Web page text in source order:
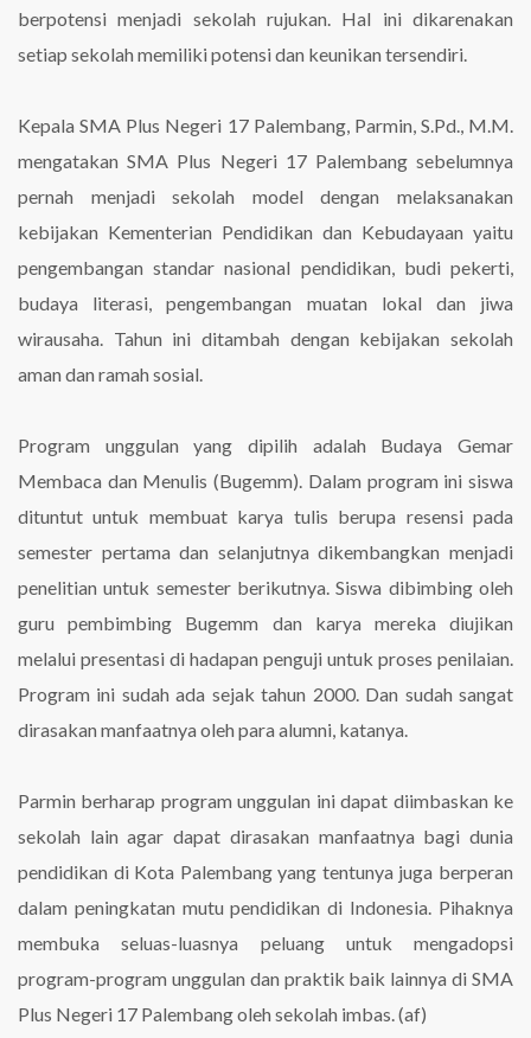
berpotensi menjadi sekolah rujukan. Hal ini dikarenakan
setiap sekolah memiliki potensi dan keunikan tersendiri.
Kepala SMA Plus Negeri 17 Palembang, Parmin, S.Pd., M.M.
mengatakan SMA Plus Negeri 17 Palembang sebelumnya
pernah menjadi sekolah model dengan melaksanakan
kebijakan Kementerian Pendidikan dan Kebudayaan yaitu
pengembangan standar nasional pendidikan, budi pekerti,
budaya literasi, pengembangan muatan lokal dan jiwa
wirausaha. Tahun ini ditambah dengan kebijakan sekolah
aman dan ramah sosial.
Program unggulan yang dipilih adalah Budaya Gemar
Membaca dan Menulis (Bugemm). Dalam program ini siswa
dituntut untuk membuat karya tulis berupa resensi pada
semester pertama dan selanjutnya dikembangkan menjadi
penelitian untuk semester berikutnya. Siswa dibimbing oleh
guru pembimbing Bugemm dan karya mereka diujikan
melalui presentasi di hadapan penguji untuk proses penilaian.
Program ini sudah ada sejak tahun 2000. Dan sudah sangat
dirasakan manfaatnya oleh para alumni, katanya.
Parmin berharap program unggulan ini dapat diimbaskan ke
sekolah lain agar dapat dirasakan manfaatnya bagi dunia
pendidikan di Kota Palembang yang tentunya juga berperan
dalam peningkatan mutu pendidikan di Indonesia. Pihaknya
membuka seluas-luasnya peluang untuk mengadopsi
program-program unggulan dan praktik baik lainnya di SMA
Plus Negeri 17 Palembang oleh sekolah imbas. (af)